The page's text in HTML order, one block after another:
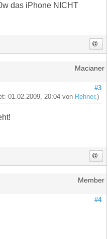
das iPhone NICHT
Macianer
#3
01.02.2009, 20:04 von Rehner.)
Member
#4